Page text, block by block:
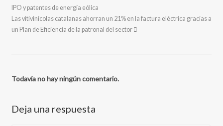
IPO y patentes de energía eólica
Las vitivinícolas catalanas ahorran un 21% en la factura eléctrica gracias a
un Plan de Eficiencia de la patronal del sector
Todavía no hay ningún comentario.
Deja una respuesta